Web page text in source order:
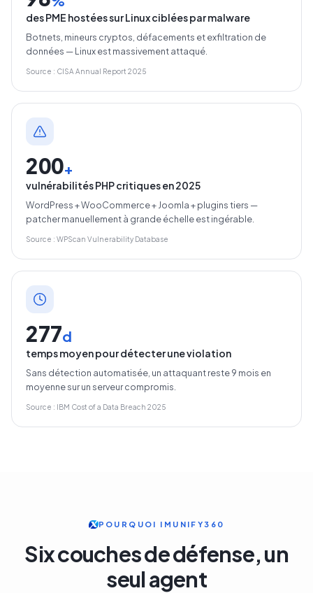
des PME hostées sur Linux ciblées par malware
Botnets, mineurs cryptos, défacements et exfiltration de
données — Linux est massivement attaqué.
Source : CISA Annual Report 2025
200+
vulnérabilités PHP critiques en 2025
WordPress + WooCommerce + Joomla + plugins tiers —
patcher manuellement à grande échelle est ingérable.
Source : WPScan Vulnerability Database
277d
temps moyen pour détecter une violation
Sans détection automatisée, un attaquant reste 9 mois en
moyenne sur un serveur compromis.
Source : IBM Cost of a Data Breach 2025
POURQUOI IMUNIFY360
Six couches de défense, un
seul agent